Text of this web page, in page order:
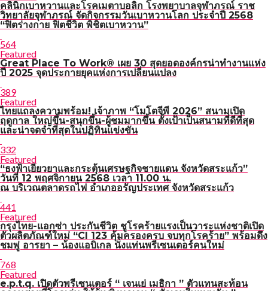
คลินิกเบาหวานและโรคเมตาบอลิก โรงพยาบาลจุฬาภรณ์ ราช
วิทยาลัยจุฬาภรณ์ จัดกิจกรรมวันเบาหวานโลก ประจำปี 2568
“ฟิตร่างกาย ฟิตชีวิต พิชิตเบาหวาน”
564
Featured
Great Place To Work® เผย 30 สุดยอดองค์กรน่าทำงานแห่ง
ปี 2025 จุดประกายยุคแห่งการเปลี่ยนแปลง
389
Featured
ไทยแถลงความพร้อม! เจ้าภาพ “โมโตจีพี 2026” สนามเปิด
ฤดูกาล ใหญ่ขึ้น-สนุกขึ้น-ผู้ชมมากขึ้น ตั้งเป้าเป็นสนามที่ดีที่สุด
และน่าจดจำที่สุดในปฏิทินแข่งขัน
332
Featured
“ธงฟ้าเยียวยาและกระตุ้นเศรษฐกิจชายแดน จังหวัดสระแก้ว”
วันที่ 12 พฤศจิกายน 2568 เวลา 11.00 น.
ณ บริเวณตลาดรถไฟ อำเภออรัญประเทศ จังหวัดสระแก้ว
441
Featured
กรุงไทย-แอกซ่า ประกันชีวิต ชูโรคร้ายแรงเป็นวาระแห่งชาติเปิด
ตัวผลิตภัณฑ์ใหม่ “CI 123 คุ้มครองครบ จบทุกโรคร้าย” พร้อมดึง
ชมพู่ อารยา – น้องแอบิเกล นั่งแท่นพรีเซนเตอร์คนใหม่
768
Featured
e.p.t.q. เปิดตัวพรีเซนเตอร์ “ เจนเย่ เมธิกา ” ตัวแทนสะท้อน